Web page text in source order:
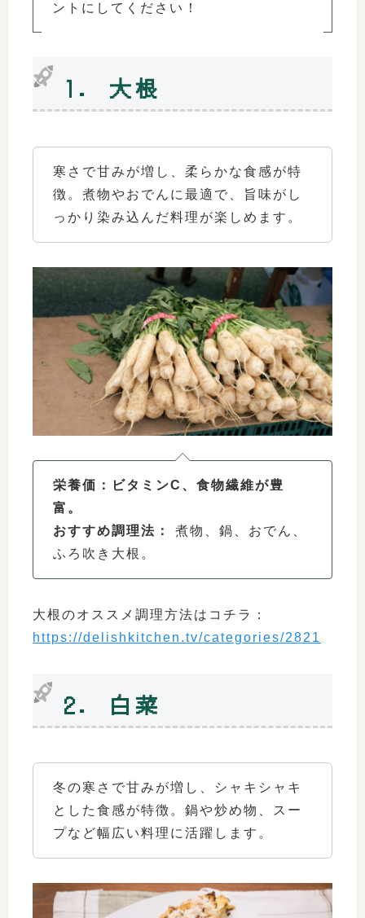
ントにしてください！
1. 大根
寒さで甘みが増し、柔らかな食感が特
徴。煮物やおでんに最適で、旨味がし
っかり染み込んだ料理が楽しめます。
栄養価：ビタミンC、食物繊維が豊
富。
おすすめ調理法：
煮物、鍋、おでん、
ふろ吹き大根。
大根のオススメ調理方法はコチラ：
https://delishkitchen.tv/categories/2821
2. 白菜
冬の寒さで甘みが増し、シャキシャキ
とした食感が特徴。鍋や炒め物、スー
プなど幅広い料理に活躍します。